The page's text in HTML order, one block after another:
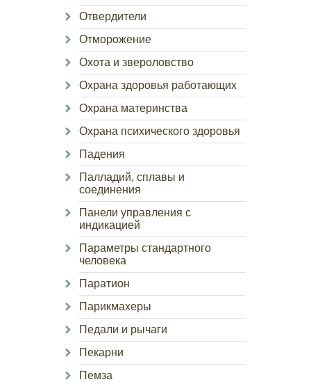
Отвердители
Отморожение
Охота и звероловство
Охрана здоровья работающих
Охрана материнства
Охрана психического здоровья
Падения
Палладий, сплавы и
соединения
Панели управления с
индикацией
Параметры стандартного
человека
Паратион
Парикмахеры
Педали и рычаги
Пекарни
Пемза